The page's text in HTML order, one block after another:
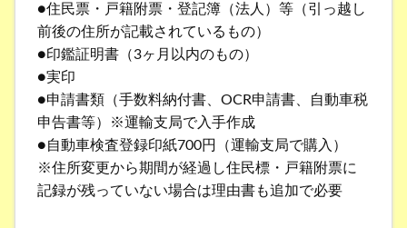
●住民票・戸籍附票・登記簿（法人）等（引っ越し
前後の住所が記載されているもの）
●印鑑証明書（3ヶ月以内のもの）
●実印
●申請書類（手数料納付書、OCR申請書、自動車税
申告書等）※運輸支局で入手作成
●自動車検査登録印紙700円（運輸支局で購入）
※住所変更から期間が経過し住民標・戸籍附票に
記録が残っていない場合は理由書も追加で必要